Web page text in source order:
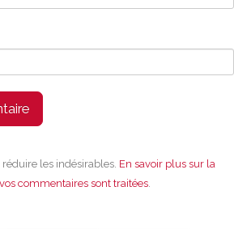
les indésirables. En savoir plus sur la
commentaires sont traitées